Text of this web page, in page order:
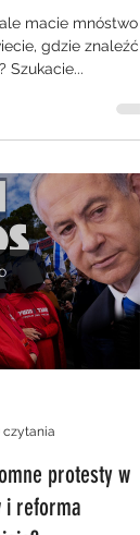
macie mnóstwo
gdzie znaleźć
Szukacie...
czytania
protesty w
i reforma